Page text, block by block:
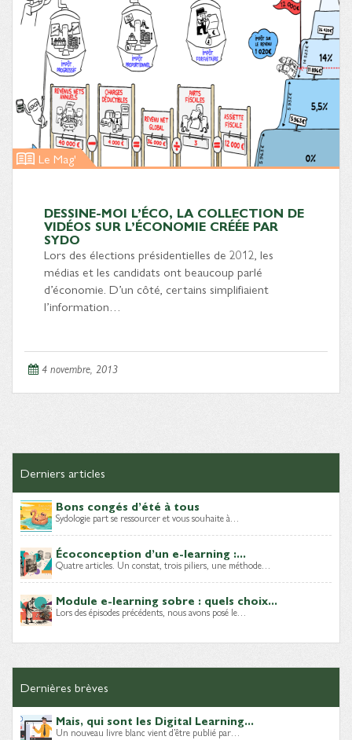
Le Mag'
DESSINE-MOI L’ÉCO, LA COLLECTION DE
VIDÉOS SUR L’ÉCONOMIE CRÉÉE PAR
SYDO
Lors des élections présidentielles de 2012, les
médias et les candidats ont beaucoup parlé
d’économie. D’un côté, certains simplifiaient
l’information…
4 novembre, 2013
Derniers articles
Bons congés d’été à tous
Sydologie part se ressourcer et vous souhaite à…
Écoconception d’un e-learning :...
Quatre articles. Un constat, trois piliers, une méthode…
Module e-learning sobre : quels choix...
Lors des épisodes précédents, nous avons posé le…
Dernières brèves
Mais, qui sont les Digital Learning...
Un nouveau livre blanc vient d’être publié par…